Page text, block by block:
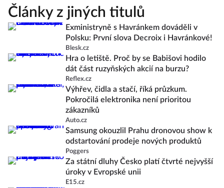
Články z jiných titulů
Exministryně s Havránkem dováděli v
Polsku: První slova Decroix i Havránkové!
Blesk.cz
Hra o letiště. Proč by se Babišovi hodilo
dát část ruzyňských akcií na burzu?
Reflex.cz
Výhřev, čidla a stačí, říká průzkum.
Pokročilá elektronika není prioritou
zákazníků
Auto.cz
Samsung okouzlil Prahu dronovou show k
odstartování prodeje nových produktů
Poggers
Za státní dluhy Česko platí čtvrté nejvyšší
úroky v Evropské unii
E15.cz